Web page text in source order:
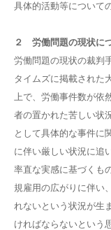
具体的活動等について
２ 労働問題の現状に
労働問題の現状の裁判
タイムズに掲載された
上で、労働事件数が依
者の置かれた苦しい状
として具体的な事件に
に伴い厳しい状況に追
率直な実感に基づくも
規雇用の広がりに伴い
れないという状況が生
ければならないという